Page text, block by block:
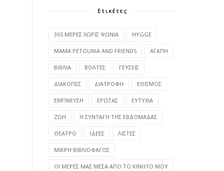
Ετικέτες
365 ΜΕΡΕΣ ΧΩΡΙΣ ΨΩΝΙΑ HYGGE
MAMA PETOUNIA AND FRIENDS ΑΓΑΠΗ
ΒΙΒΛΙΑ ΒΟΛΤΕΣ ΓΕΥΣΕΙΣ
ΔΙΑΚΟΠΕΣ ΔΙΑΤΡΟΦΗ ΕΘΙΣΜΟΣ
ΕΜΠΝΕΥΣΗ ΕΡΩΤΑΣ ΕΥΤΥΧΙΑ
ΖΩΗ Η ΣΥΝΤΑΓΗ ΤΗΣ ΕΒΔΟΜΑΔΑΣ
ΘΕΑΤΡΟ ΙΔΕΕΣ ΛΙΣΤΕΣ
ΜΙΚΡΗ ΒΙΒΛΙΟΦΑΓΟΣ
ΟΙ ΜΕΡΕΣ ΜΑΣ ΜΕΣΑ ΑΠΟ ΤΟ ΚΙΝΗΤΟ ΜΟΥ